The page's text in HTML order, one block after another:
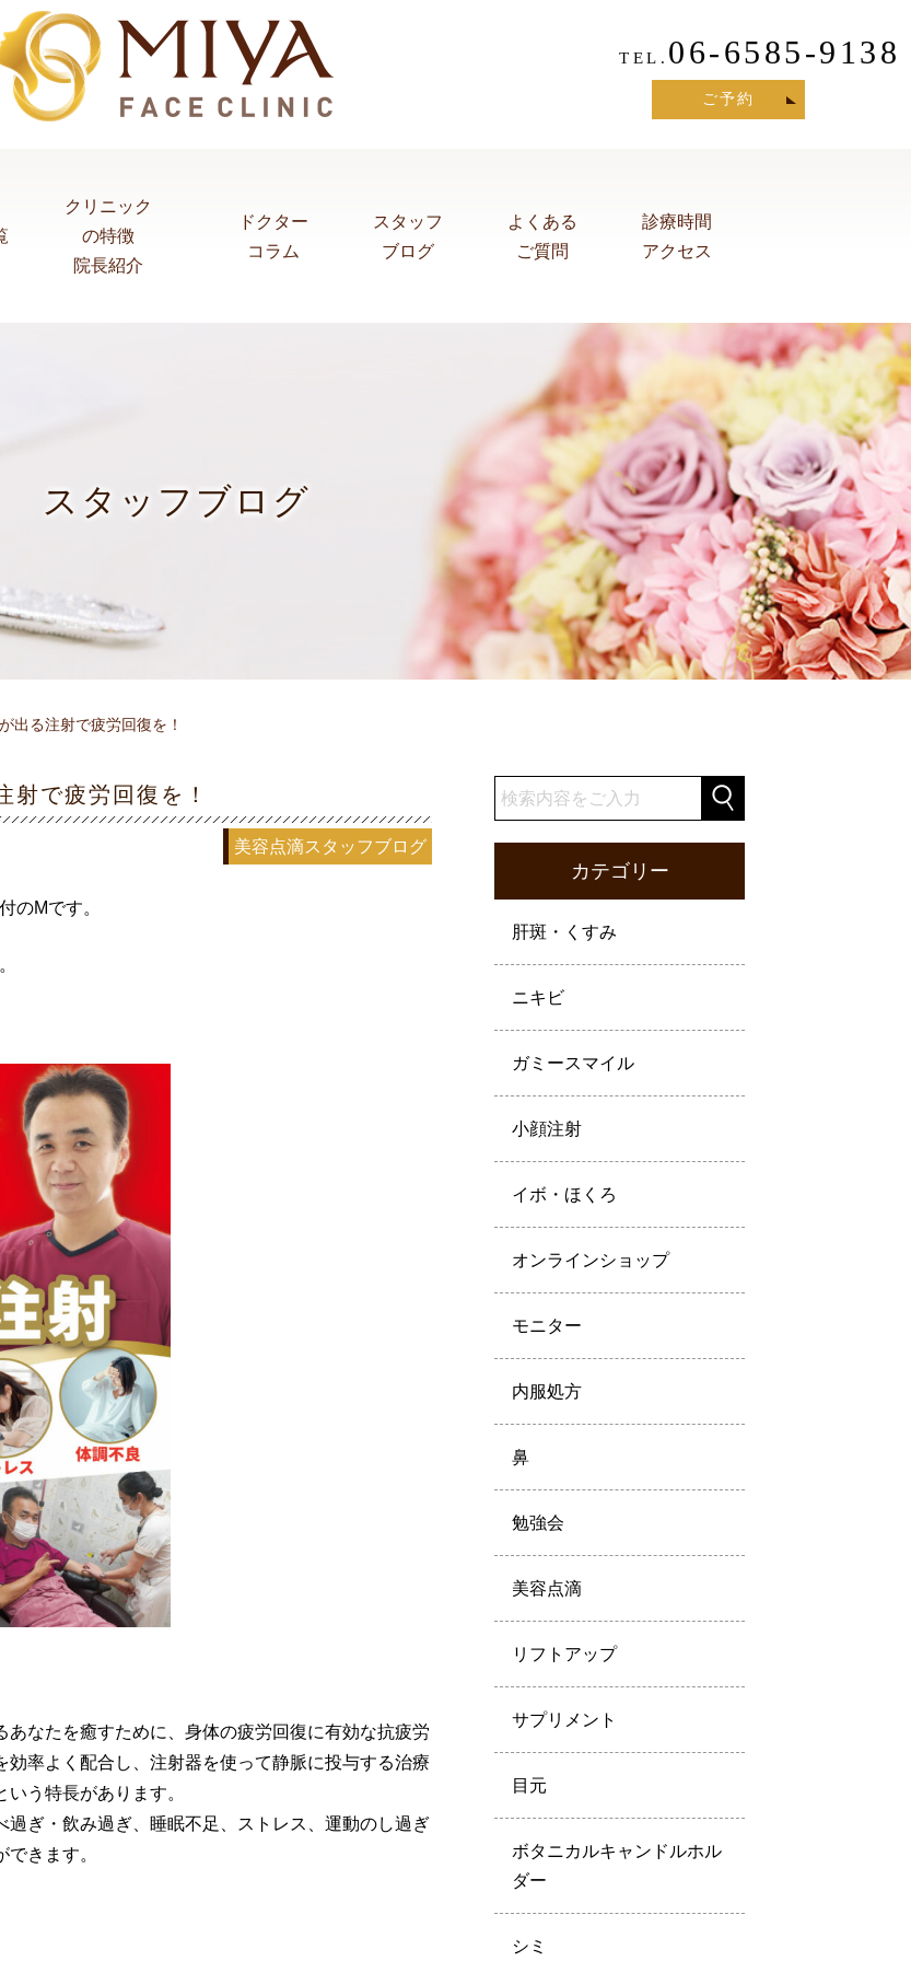
TEL. 06-6585-9138
ご予約
クリニック
の特徴
院長紹介
ドクター
コラム
スタッフ
ブログ
よくある
ご質問
診療時間
アクセス
スタッフブログ
出る注射で疲労回復を！
で疲労回復を！
美容点滴スタッフブログ
のMです。
なたを癒すために、身体の疲労回復に有効な抗疲労
率よく配合し、注射器を使って静脈に投与する治療
う特長があります。
ぎ・飲み過ぎ、睡眠不足、ストレス、運動のし過ぎ
きます。
カテゴリー
肝斑・くすみ
ニキビ
ガミースマイル
小顔注射
イボ・ほくろ
オンラインショップ
モニター
内服処方
鼻
勉強会
美容点滴
リフトアップ
サプリメント
目元
ボタニカルキャンドルホル
ダー
シミ